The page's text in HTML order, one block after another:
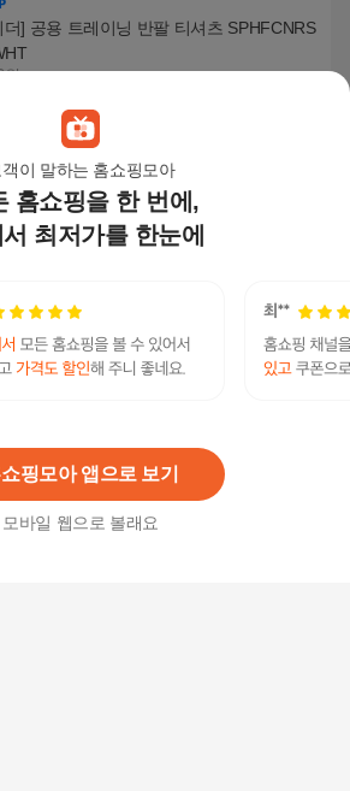
객이 말하는 홈쇼핑모아
홈쇼핑을 한 번에,
최저가를 한눈에
핑모아 앱으로 보기
모바일 웹으로 볼래요
더] 공용 트레이닝 반팔 티셔츠 SPHFCNRS
더] 여성 트레이닝 컬러 반팔 티셔츠 SPHM
더] 여성 트레이닝 펀칭 반팔 티셔츠 SPHF
원